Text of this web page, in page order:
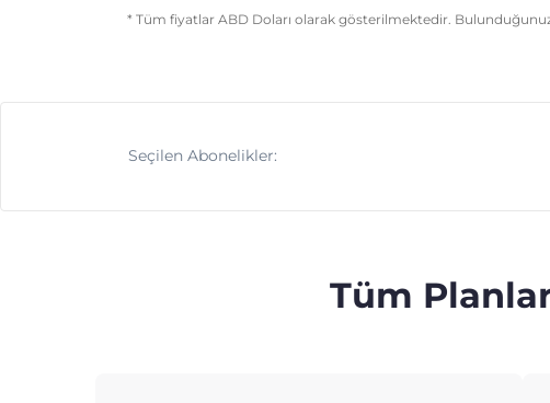
* Tüm fiyatlar ABD Doları olarak gösterilmektedir.
Seçilen Abonelikler:
Tüm